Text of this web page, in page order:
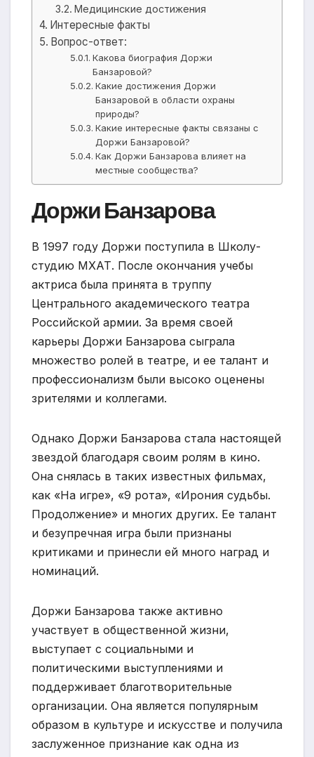
Медицинские достижения
Интересные факты
Вопрос-ответ:
Какова биография Доржи
Банзаровой?
Какие достижения Доржи
Банзаровой в области охраны
природы?
Какие интересные факты связаны с
Доржи Банзаровой?
Как Доржи Банзарова влияет на
местные сообщества?
Доржи Банзарова
В 1997 году Доржи поступила в Школу-
студию МХАТ. После окончания учебы
актриса была принята в труппу
Центрального академического театра
Российской армии. За время своей
карьеры Доржи Банзарова сыграла
множество ролей в театре, и ее талант и
профессионализм были высоко оценены
зрителями и коллегами.
Однако Доржи Банзарова стала настоящей
звездой благодаря своим ролям в кино.
Она снялась в таких известных фильмах,
как «На игре», «9 рота», «Ирония судьбы.
Продолжение» и многих других. Ее талант
и безупречная игра были признаны
критиками и принесли ей много наград и
номинаций.
Доржи Банзарова также активно
участвует в общественной жизни,
выступает с социальными и
политическими выступлениями и
поддерживает благотворительные
организации. Она является популярным
образом в культуре и искусстве и получила
заслуженное признание как одна из